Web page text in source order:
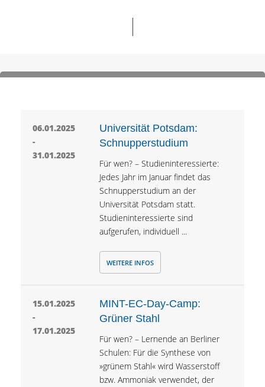
06.01.2025
-
31.01.2025
Universität Potsdam:
Schnupperstudium
Für wen? – Studieninteressierte:
Jedes Jahr im Januar findet das
Schnupperstudium an der
Universität Potsdam statt.
Studieninteressierte sind
aufgerufen, individuell ...
WEITERE INFOS
15.01.2025
-
17.01.2025
MINT-EC-Day-Camp:
Grüner Stahl
Für wen? – Lernende an Berliner
Schulen: Für die Synthese von
»grünem Stahl« wird Wasserstoff
bzw. Ammoniak verwendet, der